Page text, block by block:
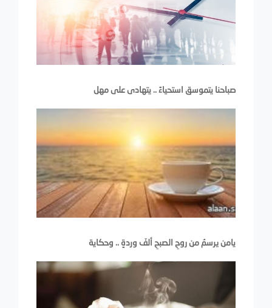
صباحنا يتموسق استحياءً .. يتهادى على مهل
يامن يرسمُ من روحِ الصبحِ ألفَ وردةٍ .. وحكاية